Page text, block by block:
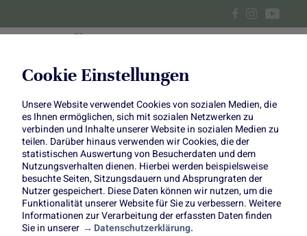
Cookie Einstellungen
Unsere Website verwendet Cookies von sozialen Medien, die
es Ihnen ermöglichen, sich mit sozialen Netzwerken zu
verbinden und Inhalte unserer Website in sozialen Medien zu
teilen. Darüber hinaus verwenden wir Cookies, die der
statistischen Auswertung von Besucherdaten und dem
Nutzungsverhalten dienen. Hierbei werden beispielsweise
besuchte Seiten, Sitzungsdauern und Absprungraten der
Nutzer gespeichert. Diese Daten können wir nutzen, um die
Funktionalität unserer Website für Sie zu verbessern. Weitere
Informationen zur Verarbeitung der erfassten Daten finden
Sie in unserer
Datenschutzerklärung.
Centerpiece im September
So schön kann Spätsommer aussehen: Auf einem
Holzbrett entsteht ein flexibles Centerpiece, das sich nach
Lust und Laune verschieben, drehen oder neu bestücken